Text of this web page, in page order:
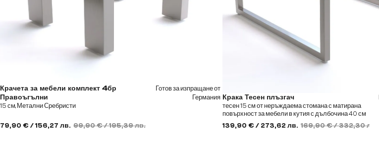
Крачета за мебели комплект 4бр
Правоъгълни
15 см, Метални Сребристи
79,90 € / 156,27 лв. 99,90 € / 195,39 лв.
Готов за изпращане от
Германия Крака Тесен плъзгач
тесен 15 см от неръждаема стомана с матирана
повърхност за мебели в кутия с дълбочина 40 см
(комплект от 2)
139,90 € / 273,62 лв. 169,90 € / 332,30 лв.